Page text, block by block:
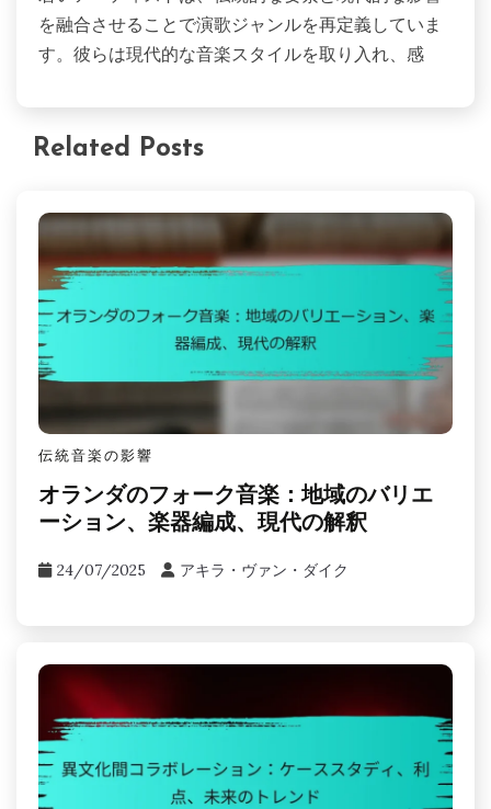
を融合させることで演歌ジャンルを再定義していま
す。彼らは現代的な音楽スタイルを取り入れ、感
Related Posts
伝統音楽の影響
オランダのフォーク音楽：地域のバリエ
ーション、楽器編成、現代の解釈
24/07/2025 アキラ・ヴァン・ダイク